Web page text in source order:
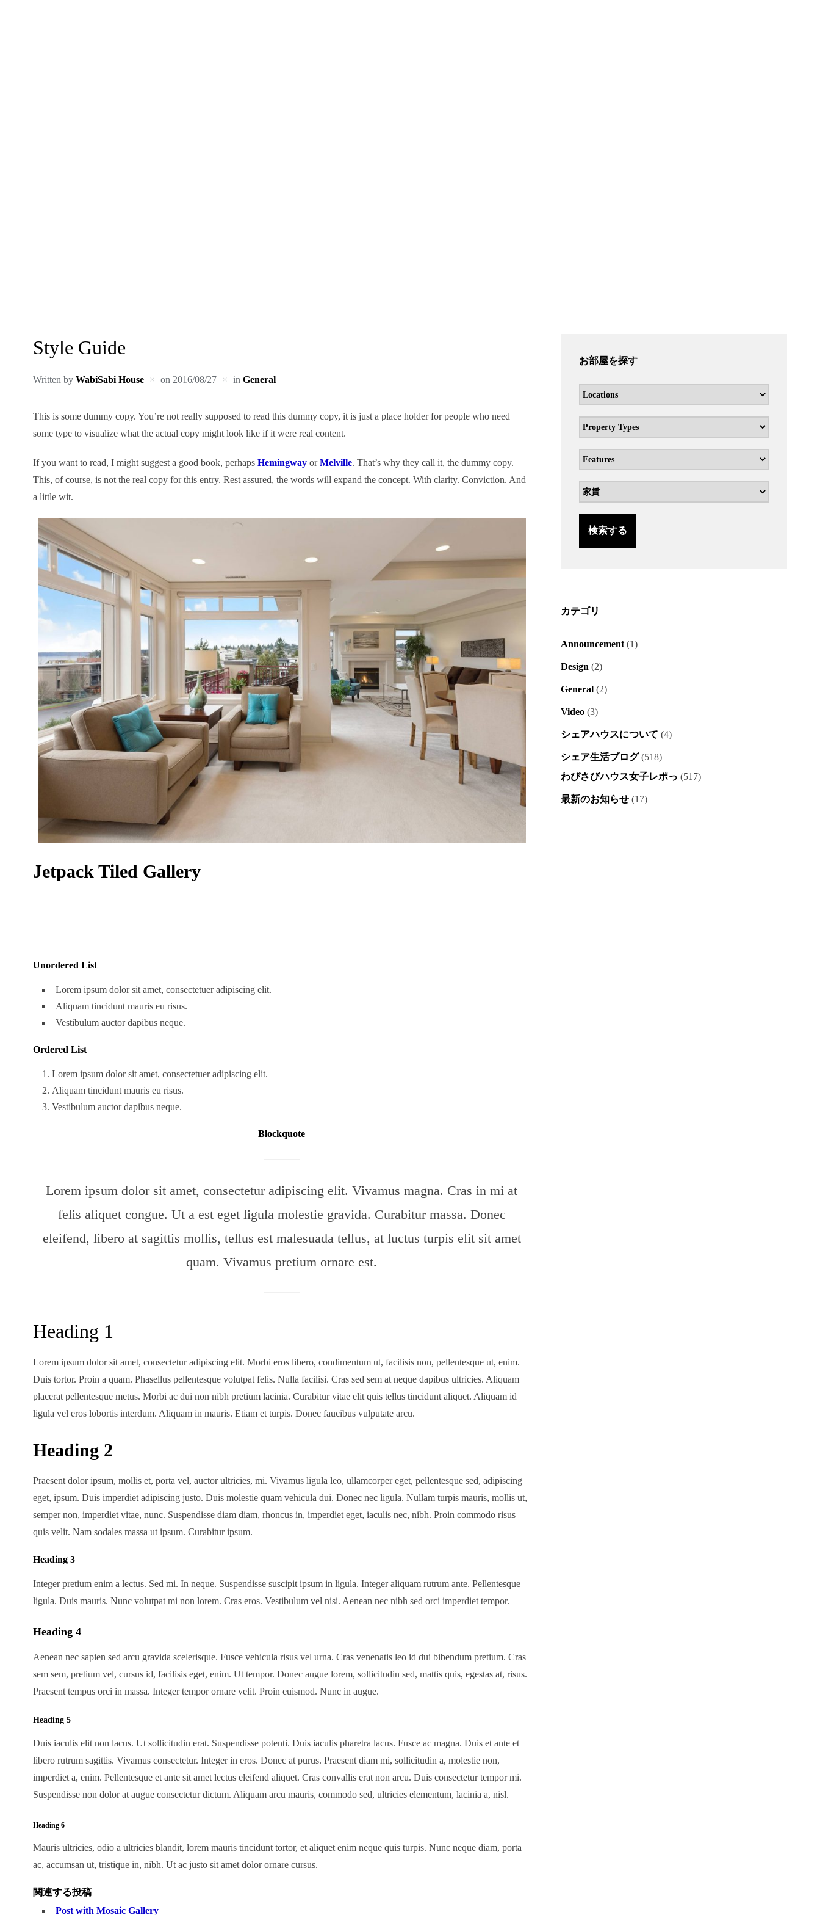
Style Guide
Written by WabiSabi House on 2016/08/27 in General
This is some dummy copy. You’re not really supposed to read this dummy copy, it is just a place holder for people who need
some type to visualize what the actual copy might look like if it were real content.
If you want to read, I might suggest a good book, perhaps HemingwayorMelville. That’s why they call it, the dummy copy.
This, of course, is not the real copy for this entry. Rest assured, the words will expand the concept. With clarity. Conviction. And
a little wit.
Jetpack Tiled Gallery
Unordered List
Lorem ipsum dolor sit amet, consectetuer adipiscing elit.
Aliquam tincidunt mauris eu risus.
Vestibulum auctor dapibus neque.
Ordered List
Lorem ipsum dolor sit amet, consectetuer adipiscing elit.
Aliquam tincidunt mauris eu risus.
Vestibulum auctor dapibus neque.
Blockquote
Lorem ipsum dolor sit amet, consectetur adipiscing elit. Vivamus magna. Cras in mi at
felis aliquet congue. Ut a est eget ligula molestie gravida. Curabitur massa. Donec
eleifend, libero at sagittis mollis, tellus est malesuada tellus, at luctus turpis elit sit amet
quam. Vivamus pretium ornare est.
Heading 1
Lorem ipsum dolor sit amet, consectetur adipiscing elit. Morbi eros libero, condimentum ut, facilisis non, pellentesque ut, enim.
Duis tortor. Proin a quam. Phasellus pellentesque volutpat felis. Nulla facilisi. Cras sed sem at neque dapibus ultricies. Aliquam
placerat pellentesque metus. Morbi ac dui non nibh pretium lacinia. Curabitur vitae elit quis tellus tincidunt aliquet. Aliquam id
ligula vel eros lobortis interdum. Aliquam in mauris. Etiam et turpis. Donec faucibus vulputate arcu.
Heading 2
Praesent dolor ipsum, mollis et, porta vel, auctor ultricies, mi. Vivamus ligula leo, ullamcorper eget, pellentesque sed, adipiscing
eget, ipsum. Duis imperdiet adipiscing justo. Duis molestie quam vehicula dui. Donec nec ligula. Nullam turpis mauris, mollis ut,
semper non, imperdiet vitae, nunc. Suspendisse diam diam, rhoncus in, imperdiet eget, iaculis nec, nibh. Proin commodo risus
quis velit. Nam sodales massa ut ipsum. Curabitur ipsum.
Heading 3
Integer pretium enim a lectus. Sed mi. In neque. Suspendisse suscipit ipsum in ligula. Integer aliquam rutrum ante. Pellentesque
ligula. Duis mauris. Nunc volutpat mi non lorem. Cras eros. Vestibulum vel nisi. Aenean nec nibh sed orci imperdiet tempor.
Heading 4
Aenean nec sapien sed arcu gravida scelerisque. Fusce vehicula risus vel urna. Cras venenatis leo id dui bibendum pretium. Cras
sem sem, pretium vel, cursus id, facilisis eget, enim. Ut tempor. Donec augue lorem, sollicitudin sed, mattis quis, egestas at, risus.
Praesent tempus orci in massa. Integer tempor ornare velit. Proin euismod. Nunc in augue.
Heading 5
Duis iaculis elit non lacus. Ut sollicitudin erat. Suspendisse potenti. Duis iaculis pharetra lacus. Fusce ac magna. Duis et ante et
libero rutrum sagittis. Vivamus consectetur. Integer in eros. Donec at purus. Praesent diam mi, sollicitudin a, molestie non,
imperdiet a, enim. Pellentesque et ante sit amet lectus eleifend aliquet. Cras convallis erat non arcu. Duis consectetur tempor mi.
Suspendisse non dolor at augue consectetur dictum. Aliquam arcu mauris, commodo sed, ultricies elementum, lacinia a, nisl.
Heading 6
Mauris ultricies, odio a ultricies blandit, lorem mauris tincidunt tortor, et aliquet enim neque quis turpis. Nunc neque diam, porta
ac, accumsan ut, tristique in, nibh. Ut ac justo sit amet dolor ornare cursus.
関連する投稿
Post with Mosaic Gallery
お部屋を探す
検索する
カテゴリ
Announcement (1)
Design (2)
General (2)
Video (3)
シェアハウスについて (4)
シェア生活ブログ(518)
わびさびハウス女子レポっ (517)
最新のお知らせ (17)